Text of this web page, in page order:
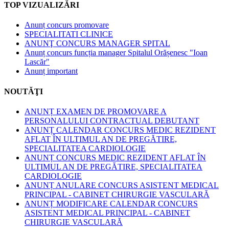
TOP VIZUALIZĂRI
Anunț concurs promovare
SPECIALITATI CLINICE
ANUNŢ CONCURS MANAGER SPITAL
Anunț concurs funcția manager Spitalul Orășenesc "Ioan
Lascăr"
Anunț important
NOUTĂŢI
ANUNȚ EXAMEN DE PROMOVARE A
PERSONALULUI CONTRACTUAL DEBUTANT
ANUNȚ CALENDAR CONCURS MEDIC REZIDENT
AFLAT ÎN ULTIMUL AN DE PREGĂTIRE,
SPECIALITATEA CARDIOLOGIE
ANUNȚ CONCURS MEDIC REZIDENT AFLAT ÎN
ULTIMUL AN DE PREGĂTIRE, SPECIALITATEA
CARDIOLOGIE
ANUNȚ ANULARE CONCURS ASISTENT MEDICAL
PRINCIPAL - CABINET CHIRURGIE VASCULARĂ
ANUNȚ MODIFICARE CALENDAR CONCURS
ASISTENT MEDICAL PRINCIPAL - CABINET
CHIRURGIE VASCULARĂ